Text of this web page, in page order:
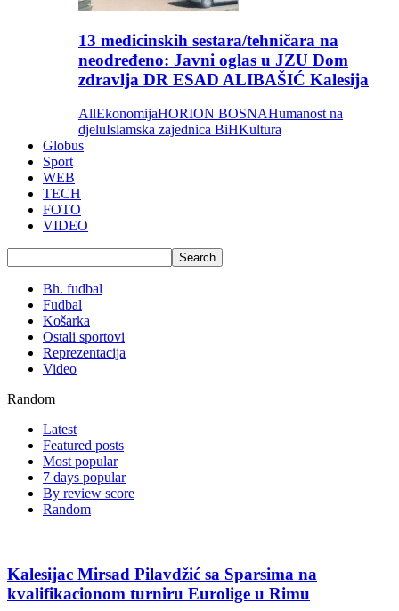
13 medicinskih sestara/tehničara na
neodređeno: Javni oglas u JZU Dom
zdravlja DR ESAD ALIBAŠIĆ Kalesija
AllEkonomijaHORION BOSNAHumanost na
djeluIslamska zajednica BiHKultura
Globus
Sport
WEB
TECH
FOTO
VIDEO
Bh. fudbal
Fudbal
Košarka
Ostali sportovi
Reprezentacija
Video
Random
Latest
Featured posts
Most popular
7 days popular
By review score
Random
Kalesijac Mirsad Pilavdžić sa Sparsima na
kvalifikacionom turniru Eurolige u Rimu